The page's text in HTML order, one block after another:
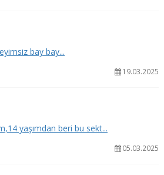
bay bay...
19.03.2025
yaşımdan beri bu sekt...
05.03.2025